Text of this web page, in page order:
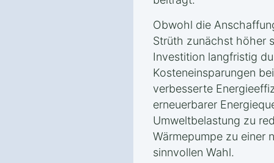
Obwohl die
Strüth zunächst höher
Investition langfristig
Kosteneinsparungen
verbesserte
erneuerbarer
Umweltbelastung zu
Wärmepumpe zu einer
sinnvollen Wahl.